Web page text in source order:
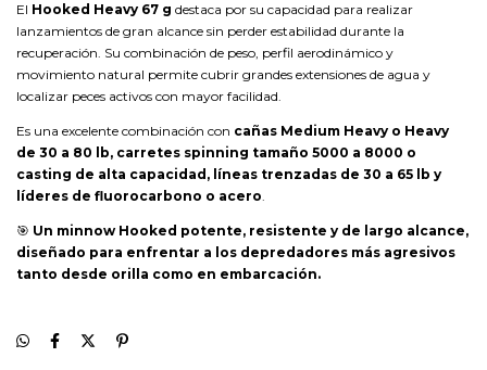
El Hooked Heavy 67 g destaca por su capacidad para realizar
lanzamientos de gran alcance sin perder estabilidad durante la
recuperación. Su combinación de peso, perfil aerodinámico y
movimiento natural permite cubrir grandes extensiones de agua y
localizar peces activos con mayor facilidad.
Es una excelente combinación con cañas Medium Heavy o Heavy
de 30 a 80 lb, carretes spinning tamaño 5000 a 8000 o
casting de alta capacidad, líneas trenzadas de 30 a 65 lb y
líderes de fluorocarbono o acero.
🎯 Un minnow Hooked potente, resistente y de largo alcance,
diseñado para enfrentar a los depredadores más agresivos
tanto desde orilla como en embarcación.